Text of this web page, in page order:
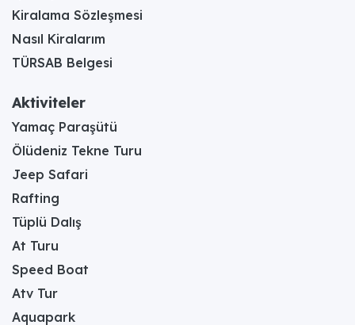
Kiralama Sözleşmesi
Nasıl Kiralarım
TÜRSAB Belgesi
Aktiviteler
Yamaç Paraşütü
Ölüdeniz Tekne Turu
Jeep Safari
Rafting
Tüplü Dalış
At Turu
Speed Boat
Atv Tur
Aquapark